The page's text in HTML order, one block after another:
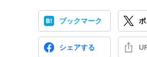
ブックマーク
シェアする